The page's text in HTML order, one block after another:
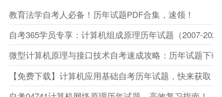
教育法学自考人必备！历年试题PDF合集，速领！
自考365学员专享：计算机组成原理历年试题（2007-
微型计算机原理与接口技术自考速成攻略：历年试题下
【免费下载】计算机应用基础自考历年试题，快来获取！